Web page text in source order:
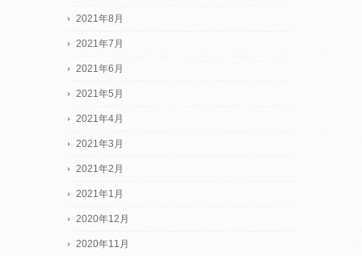
2021年8月
2021年7月
2021年6月
2021年5月
2021年4月
2021年3月
2021年2月
2021年1月
2020年12月
2020年11月